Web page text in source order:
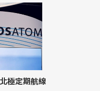
極定期航線